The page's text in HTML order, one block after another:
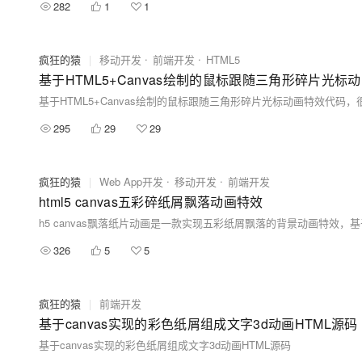
282 1 1
疯狂的猿 | 移动开发 前端开发 HTML5
基于HTML5+Canvas绘制的鼠标跟随三角形碎片光标
295 29 29
疯狂的猿 | Web App开发 移动开发 前端开发
html5 canvas五彩碎纸屑飘落动画特效
326 5 5
疯狂的猿 | 前端开发
基于canvas实现的彩色纸屑组成文字3d动画HTML源码
基于canvas实现的彩色纸屑组成文字3d动画HTML源码